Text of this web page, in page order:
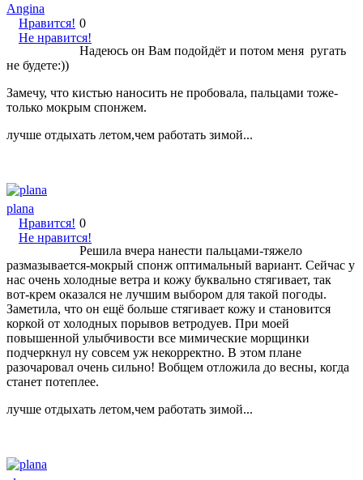
Angina
Нравится!
Не нравится!
0
Надеюсь он Вам подойдёт и потом меня ругать
не будете:))
Замечу, что кистью наносить не пробовала, пальцами тоже-
только мокрым спонжем.
лучше отдыхать летом,чем работать зимой...
plana
Нравится!
Не нравится!
0
Решила вчера нанести пальцами-тяжело
размазывается-мокрый спонж оптимальный вариант. Сейчас у
нас очень холодные ветра и кожу буквально стягивает, так
вот-крем оказался не лучшим выбором для такой погоды.
Заметила, что он ещё больше стягивает кожу и становится
коркой от холодных порывов ветродуев. При моей
повышенной улыбчивости все мимические морщинки
подчеркнул ну совсем уж некорректно. В этом плане
разочаровал очень сильно! Вобщем отложила до весны, когда
станет потеплее.
лучше отдыхать летом,чем работать зимой...